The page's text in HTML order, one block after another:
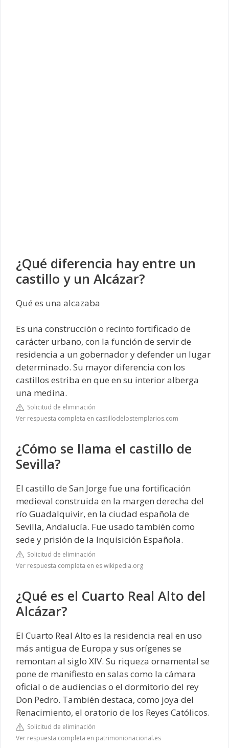
¿Qué diferencia hay entre un
castillo y un Alcázar?
Qué es una alcazaba
Es una construcción o recinto fortificado de
carácter urbano, con la función de servir de
residencia a un gobernador y defender un lugar
determinado. Su mayor diferencia con los
castillos estriba en que en su interior alberga
una medina.
Solicitud de eliminación
Ver respuesta completa en castillodelostemplarios.com
¿Cómo se llama el castillo de
Sevilla?
El castillo de San Jorge fue una fortificación
medieval construida en la margen derecha del
río Guadalquivir, en la ciudad española de
Sevilla, Andalucía. Fue usado también como
sede y prisión de la Inquisición Española.
Solicitud de eliminación
Ver respuesta completa en es.wikipedia.org
¿Qué es el Cuarto Real Alto del
Alcázar?
El Cuarto Real Alto es la residencia real en uso
más antigua de Europa y sus orígenes se
remontan al siglo XIV. Su riqueza ornamental se
pone de manifiesto en salas como la cámara
oficial o de audiencias o el dormitorio del rey
Don Pedro. También destaca, como joya del
Renacimiento, el oratorio de los Reyes Católicos.
Solicitud de eliminación
Ver respuesta completa en patrimonionacional.es